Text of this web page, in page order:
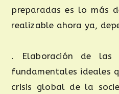
preparadas es lo más
realizable ahora ya,
. Elaboración de las
fundamentales ideales
crisis global de la